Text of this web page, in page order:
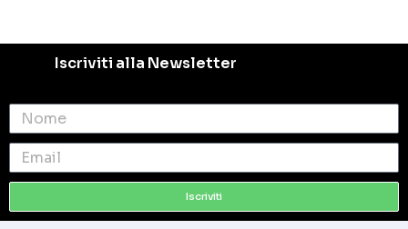
Iscriviti alla Newsletter
Iscriviti